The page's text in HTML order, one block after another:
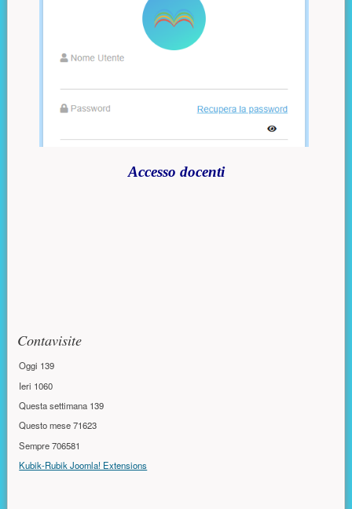
Accesso docenti
Contavisite
Oggi 139
Ieri 1060
Questa settimana 139
Questo mese71623
Sempre706581
Kubik-Rubik Joomla! Extensions